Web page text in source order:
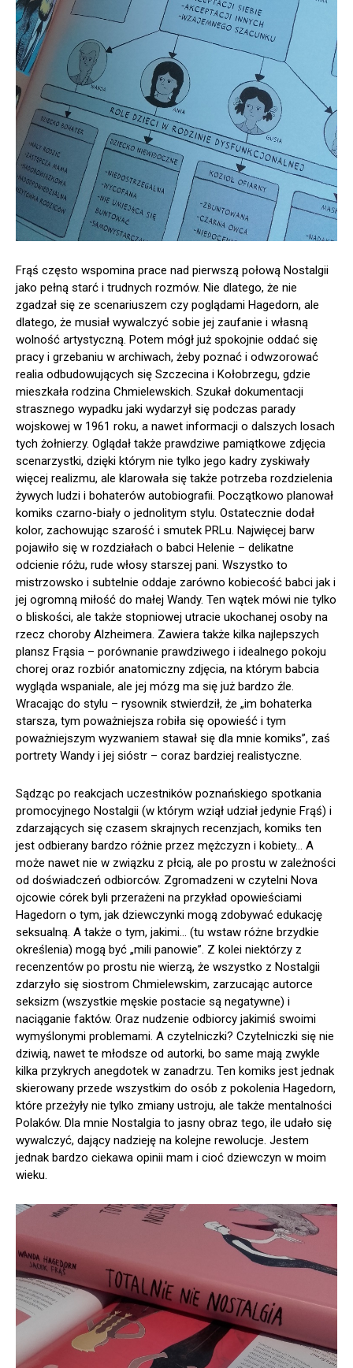
Frąś często wspomina prace nad pierwszą połową Nostalgii
jako pełną starć i trudnych rozmów. Nie dlatego, że nie
zgadzał się ze scenariuszem czy poglądami Hagedorn, ale
dlatego, że musiał wywalczyć sobie jej zaufanie i własną
wolność artystyczną. Potem mógł już spokojnie oddać się
pracy i grzebaniu w archiwach, żeby poznać i odwzorować
realia odbudowujących się Szczecina i Kołobrzegu, gdzie
mieszkała rodzina Chmielewskich. Szukał dokumentacji
strasznego wypadku jaki wydarzył się podczas parady
wojskowej w 1961 roku, a nawet informacji o dalszych losach
tych żołnierzy. Oglądał także prawdziwe pamiątkowe zdjęcia
scenarzystki, dzięki którym nie tylko jego kadry zyskiwały
więcej realizmu, ale klarowała się także potrzeba rozdzielenia
żywych ludzi i bohaterów autobiografii. Początkowo planował
komiks czarno-biały o jednolitym stylu. Ostatecznie dodał
kolor, zachowując szarość i smutek PRLu. Najwięcej barw
pojawiło się w rozdziałach o babci Helenie – delikatne
odcienie różu, rude włosy starszej pani. Wszystko to
mistrzowsko i subtelnie oddaje zarówno kobiecość babci jak i
jej ogromną miłość do małej Wandy. Ten wątek mówi nie tylko
o bliskości, ale także stopniowej utracie ukochanej osoby na
rzecz choroby Alzheimera. Zawiera także kilka najlepszych
plansz Frąsia – porównanie prawdziwego i idealnego pokoju
chorej oraz rozbiór anatomiczny zdjęcia, na którym babcia
wygląda wspaniale, ale jej mózg ma się już bardzo źle.
Wracając do stylu – rysownik stwierdził, że „im bohaterka
starsza, tym poważniejsza robiła się opowieść i tym
poważniejszym wyzwaniem stawał się dla mnie komiks”, zaś
portrety Wandy i jej sióstr – coraz bardziej realistyczne.
Sądząc po reakcjach uczestników poznańskiego spotkania
promocyjnego Nostalgii (w którym wziął udział jedynie Frąś) i
zdarzających się czasem skrajnych recenzjach, komiks ten
jest odbierany bardzo różnie przez mężczyzn i kobiety… A
może nawet nie w związku z płcią, ale po prostu w zależności
od doświadczeń odbiorców. Zgromadzeni w czytelni Nova
ojcowie córek byli przerażeni na przykład opowieściami
Hagedorn o tym, jak dziewczynki mogą zdobywać edukację
seksualną. A także o tym, jakimi… (tu wstaw różne brzydkie
określenia) mogą być „mili panowie”. Z kolei niektórzy z
recenzentów po prostu nie wierzą, że wszystko z Nostalgii
zdarzyło się siostrom Chmielewskim, zarzucając autorce
seksizm (wszystkie męskie postacie są negatywne) i
naciąganie faktów. Oraz nudzenie odbiorcy jakimiś swoimi
wymyślonymi problemami. A czytelniczki? Czytelniczki się nie
dziwią, nawet te młodsze od autorki, bo same mają zwykle
kilka przykrych anegdotek w zanadrzu. Ten komiks jest jednak
skierowany przede wszystkim do osób z pokolenia Hagedorn,
które przeżyły nie tylko zmiany ustroju, ale także mentalności
Polaków. Dla mnie Nostalgia to jasny obraz tego, ile udało się
wywalczyć, dający nadzieję na kolejne rewolucje. Jestem
jednak bardzo ciekawa opinii mam i cioć dziewczyn w moim
wieku.